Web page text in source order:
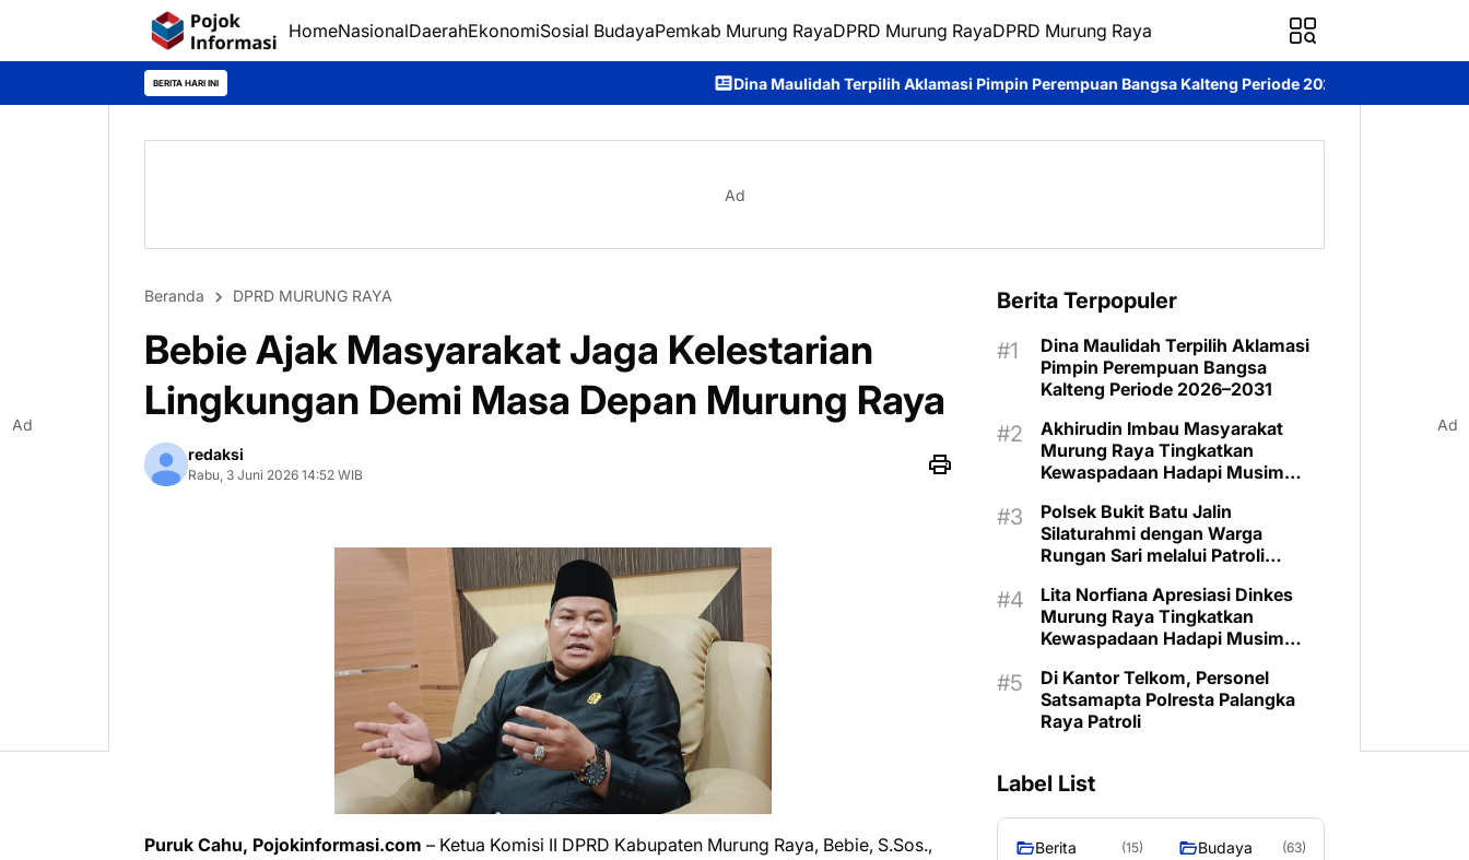
HomeNasionalDaerahEkonomiSosial BudayaPemkab Murung RayaDPRD Murung RayaDPRD Murung Raya
BERITA HARI INI Dina Maulidah Terpilih Aklamasi Pimpin Perempuan Bangsa Kalteng Periode 2026–2031 DPRD Murung Raya Studi
Ad
Beranda DPRD MURUNG RAYA
Bebie Ajak Masyarakat Jaga Kelestarian
Lingkungan Demi Masa Depan Murung Raya
redaksi
Rabu, 3 Juni 2026 14:52 WIB
Puruk Cahu, Pojokinformasi.com – Ketua Komisi II DPRD Kabupaten Murung Raya, Bebie, S.Sos.,
Berita Terpopuler
Dina Maulidah Terpilih Aklamasi
Pimpin Perempuan Bangsa
Kalteng Periode 2026–2031
Akhirudin Imbau Masyarakat
Murung Raya Tingkatkan
Kewaspadaan Hadapi Musim
Polsek Bukit Batu Jalin
Silaturahmi dengan Warga
Rungan Sari melalui Patroli
Lita Norfiana Apresiasi Dinkes
Murung Raya Tingkatkan
Kewaspadaan Hadapi Musim
Di Kantor Telkom, Personel
Satsamapta Polresta Palangka
Raya Patroli
Label List
Berita (15) Budaya (63)
Ad Ad